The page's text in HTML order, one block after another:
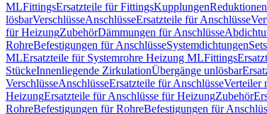
MLFittingsErsatzteile für FittingsKupplungenReduktionen
lösbarVerschlüsseAnschlüsseErsatzteile für Anschlüsse
für HeizungZubehörDämmungen für Anschlüsse
RohreBefestigungen für AnschlüsseSystemdichtungen
MLErsatzteile für Systemrohre Heizung MLFittings
StückeInnenliegende ZirkulationÜbergänge unlösbar
VerschlüsseAnschlüsseErsatzteile für AnschlüsseVerteiler
HeizungErsatzteile für Anschlüsse für HeizungZubehör
RohreBefestigungen für RohreBefestigungen für